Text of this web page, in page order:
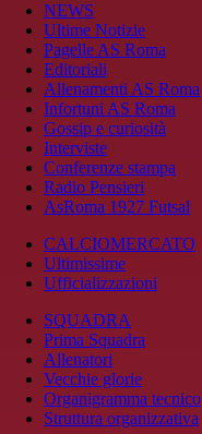
NEWS
Ultime Notizie
Pagelle AS Roma
Editoriali
Allenamenti AS Roma
Infortuni AS Roma
Gossip e curiosità
Interviste
Conferenze stampa
Radio Pensieri
AsRoma 1927 Futsal
CALCIOMERCATO
Ultimissime
Ufficializzazioni
SQUADRA
Prima Squadra
Allenatori
Vecchie glorie
Organigramma tecnico
Struttura organizzativa